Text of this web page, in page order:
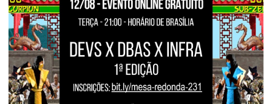
BANCO DE DADOS EVENTOS E PALESTRAS
[Live] - Canal dotNet - Consejos de Bases
de Datos para Desarrolladores:
Novedades de SQL Server 2025 | 11a
edición
3 de septiembre de 2025 3 min de lectura